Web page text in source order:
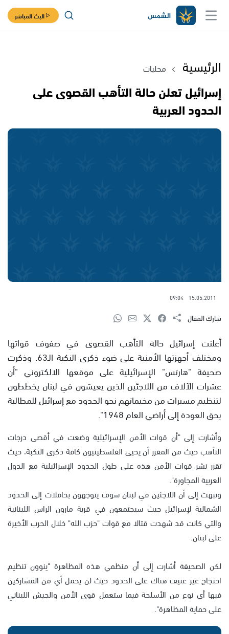
البث المباشر
الرئيسية محليات
إسرائيل تعلن حالة التأهب القصوى على
الحدود العربية
15.05.2011
09:04
شارك المقال
أعلنت إسرائيل حالة التأهب القصوى في صفوف قواتها
ومختلف أجهزتها الأمنية على ضوء ذكرى النكبة الـ63. وذكرت
صحيفة "هارتس" الإسرائيلية على موقعها الالكتروني "أن
عشرات الآلاف من اللاجئين الذين يعيشون في لبنان يخططون
لتنظيم مسيرات من مخيماتهم نحو الحدود مع إسرائيل للمطالبة
بحق العودة إلى أراضي العام 1948".
وأشارت إلى "أن قوات الأمن الإسرائيلية وضعت في أقصى درجات
التأهب حيث من المقرر أن يحيى الفلسطينيون كافة ذكرى النكبة، حيث
تقرر نشر قوات الأمن هذه على طول الحدود الإسرائيلية مع الدول
العربية المجاورة".
ونبهت إلى أن اللاجئين في لبنان سوف يتوجهون بحافلات إلى الحدود
الشمالية لإسرائيل حيث سيجتمعون في قرية مارون الراس اللبنانية
والتي كانت قد شهدت قتالا مع قوات "حزب الله" خلال الحرب الأخيرة
على لبنان.
لكن الصحيفة أشارت إلى أن منظمي هذه المظاهرة "ينوون تنظيم
احتجاج غير عنيف هناك على الحدود حيث لن يحمل أي من المشاركين
فيها أي نوع من الأسلحة فيما ستعمل قوى الأمن والجيش اللبناني
على حماية المظاهرة".